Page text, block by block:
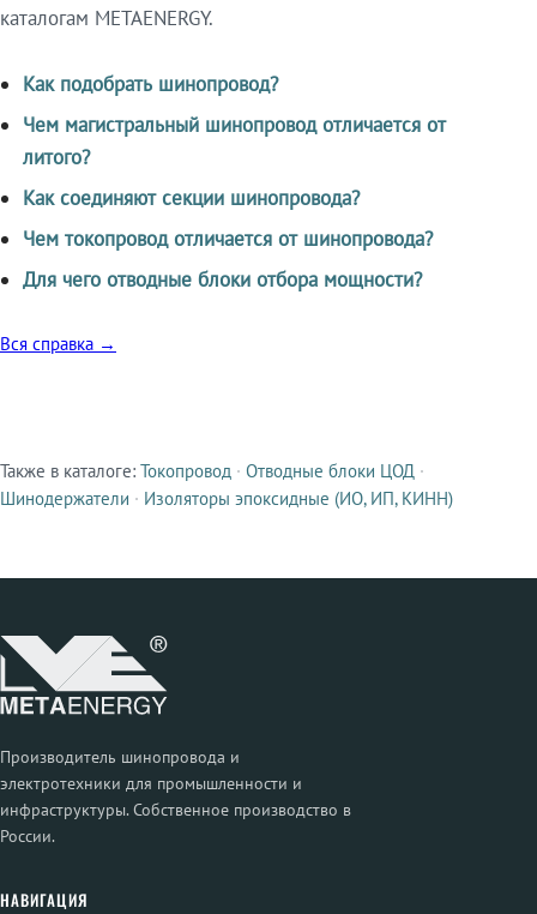
каталогам METAENERGY.
Как подобрать шинопровод?
Чем магистральный шинопровод отличается от
литого?
Как соединяют секции шинопровода?
Чем токопровод отличается от шинопровода?
Для чего отводные блоки отбора мощности?
Вся справка →
Смежные продукты
Также в каталоге: Токопровод · Отводные блоки ЦОД ·
Шинодержатели · Изоляторы эпоксидные (ИО, ИП, КИНН)
Производитель шинопровода и
электротехники для промышленности и
инфраструктуры. Собственное производство в
России.
НАВИГАЦИЯ